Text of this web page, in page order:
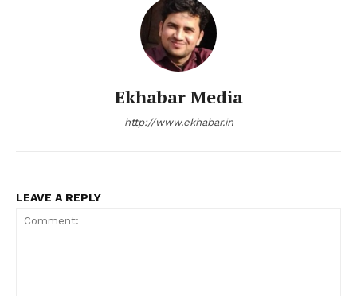
Ekhabar Media
http://www.ekhabar.in
LEAVE A REPLY